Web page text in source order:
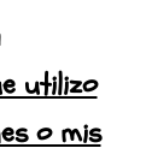
utilizo
o mis